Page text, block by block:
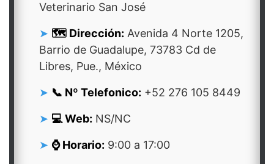
Veterinario San José
🗺️ Dirección: Avenida 4 Norte 1205,
Barrio de Guadalupe, 73783 Cd de
Libres, Pue., México
📞 Nº Telefonico: +52 276 105 8449
💻 Web: NS/NC
⌚ Horario: 9:00 a 17:00